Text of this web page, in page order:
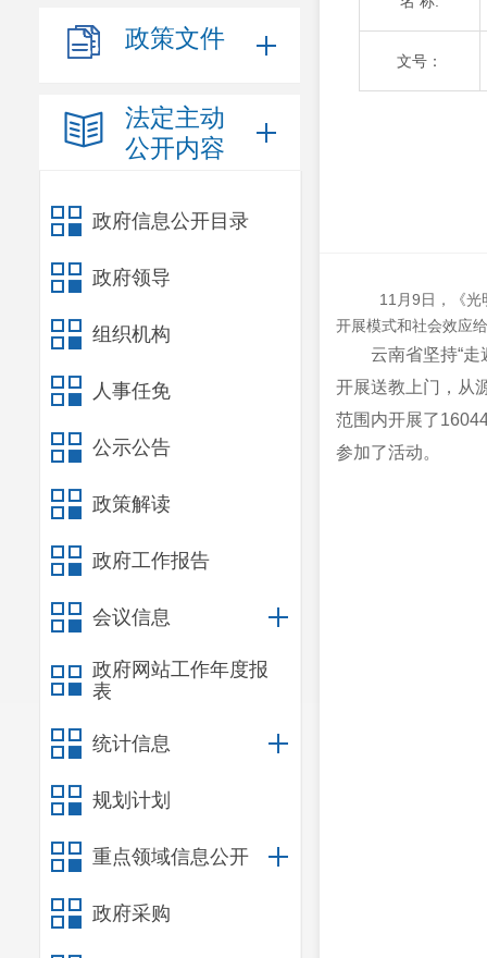
政策文件
法定主动
公开内容
政府信息公开目录
政府领导
组织机构
人事任免
公示公告
政策解读
政府工作报告
会议信息
政府网站工作年度报
表
统计信息
规划计划
重点领域信息公开
政府采购
文号：
11月9日，《光明
开展模式和社会效应
云南省坚持“
开展送教上门，从
范围内开展了
参加了活动。